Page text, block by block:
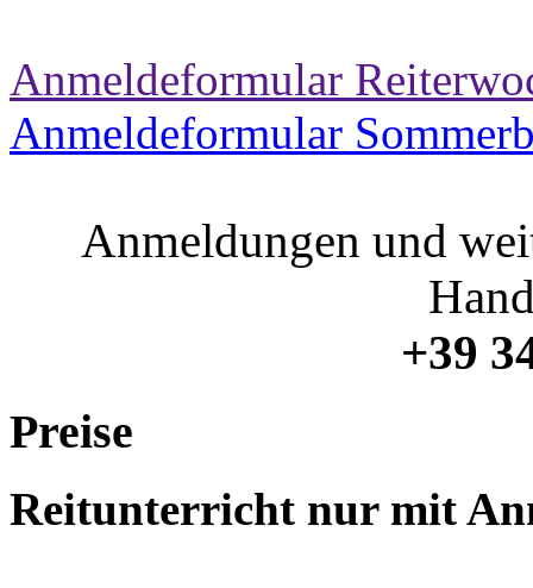
Anmeldeformular
Anmeldeformular
Anmeldungen und
+39
Preise
Reitunterricht nur mit